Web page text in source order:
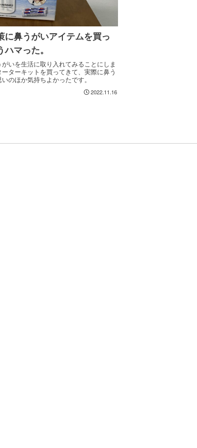
に鼻うがいアイテムを買っ
マった。
いを生活に取り入れてみることにしま
ターキットを買ってきて、実際に鼻う
のほか気持ちよかったです。
2022.11.16